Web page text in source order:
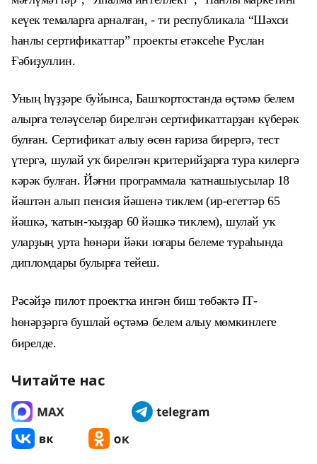
кеүек темаларға арналған, - ти республикала “Шәхси
һанлы сертификаттар” проекты етәксеһе Руслан
Ғәбиҙуллин.
Уның һүҙҙәре буйынса, Башҡортостанда өҫтәмә белем
алырға теләүселәр бирелгән сертификаттарҙан күберәк
булған. Сертификат алыу өсөн ғариза бирергә, тест
үтергә, шулай уҡ бирелгән критерийҙарға тура килергә
кәрәк булған.Йәғни программала ҡатнашыусылар18
йәштән алып пенсия йәшенә тиклем (ир-егеттәр 65
йәшкә, ҡатын-ҡыҙҙар 60 йәшкә тиклем), шулай уҡ
уларҙың урта һөнәри йәки юғары белеме тураһында
дипломдары булырға тейеш.
Рәсәйҙә пилот проектҡа ингән биш төбәктә IТ-
һөнәрҙәргә бушлай өҫтәмә белем алыу мөмкинлеге
бирелде.
Читайте нас